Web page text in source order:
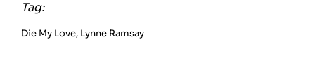
Tag:
Die My Love, Lynne Ramsay